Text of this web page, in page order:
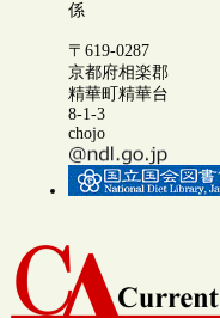
係
〒619-0287
京都府相楽郡
精華町精華台
8-1-3
chojo